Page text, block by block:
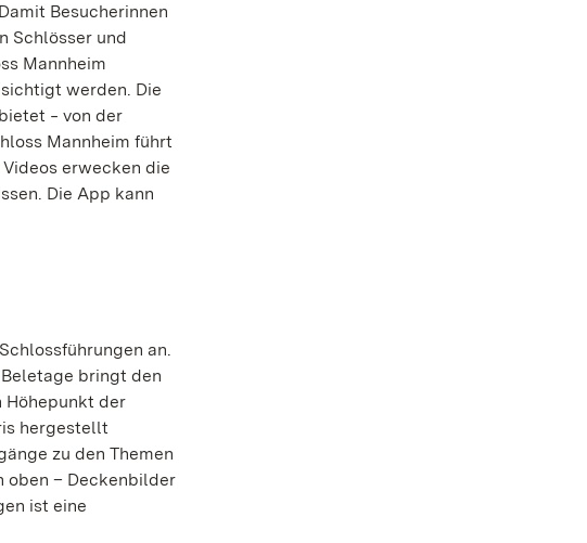
Besucherinnen
Schlösser und
Mannheim
werden. Die
‒ von der
Mannheim führt
erwecken die
Die App kann
an.
bringt den
Höhepunkt der
hergestellt
zu den Themen
oben – Deckenbilder
ist eine